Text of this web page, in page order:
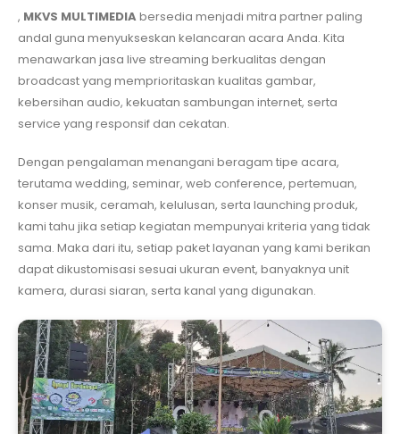
, MKVS MULTIMEDIAbersedia menjadi mitra partner paling
andal guna menyukseskan kelancaran acara Anda. Kita
menawarkan jasa live streaming berkualitas dengan
broadcast yang memprioritaskan kualitas gambar,
kebersihan audio, kekuatan sambungan internet, serta
service yang responsif dan cekatan.
Dengan pengalaman menangani beragam tipe acara,
terutama wedding, seminar, web conference, pertemuan,
konser musik, ceramah, kelulusan, serta launching produk,
kami tahu jika setiap kegiatan mempunyai kriteria yang tidak
sama. Maka dari itu, setiap paket layanan yang kami berikan
dapat dikustomisasi sesuai ukuran event, banyaknya unit
kamera, durasi siaran, serta kanal yang digunakan.